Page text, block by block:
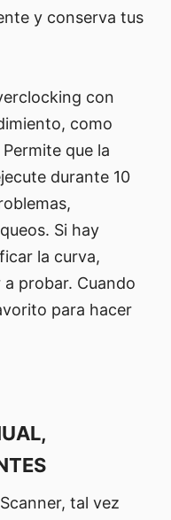
y conserva tus
con
como
que la
durante 10
Si hay
la curva,
probar. Cuando
para hacer
tal vez